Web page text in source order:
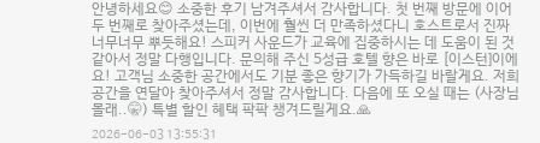
안녕하세요😊 소중한 후기 남겨주셔서 감사합니다. 첫 번째 방문에 이어
두 번째로 찾아주셨는데, 이번에 훨씬 더 만족하셨다니 호스트로서 진짜
너무너무 뿌듯해요! 스피커 사운드가 교육에 집중하시는 데 도움이 된 것
같아서 정말 다행입니다. 문의해 주신 5성급 호텔 향은 바로 [이스턴]이에
요! 고객님 소중한 공간에서도 기분 좋은 향기가 가득하길 바랄게요. 저희
공간을 연달아 찾아주셔서 정말 감사합니다. 다음에 또 오실 때는 (사장님
몰래..🤫) 특별 할인 혜택 팍팍 챙겨드릴게요.🙏
2026-06-03 13:55:31